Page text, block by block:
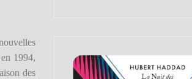
1994,
des